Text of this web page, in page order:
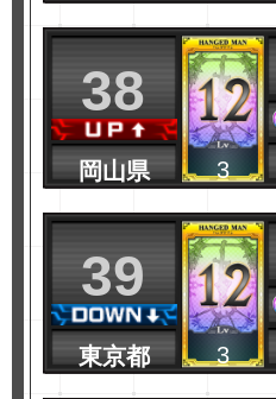
38
岡山県 3
39
東京都 3